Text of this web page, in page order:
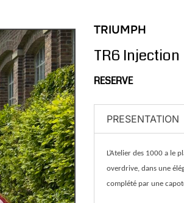
TRIUMPH
TR6 Injection
RESERVE
PRESENTATION
L’Atelier des 1000 a le
overdrive, dans une
complété par une